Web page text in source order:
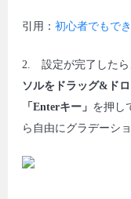
引用： 初心者でもで
2. 設定が完了したら
ソルをドラッグ&ド
「Enterキー」 を押し
ら自由にグラデーシ